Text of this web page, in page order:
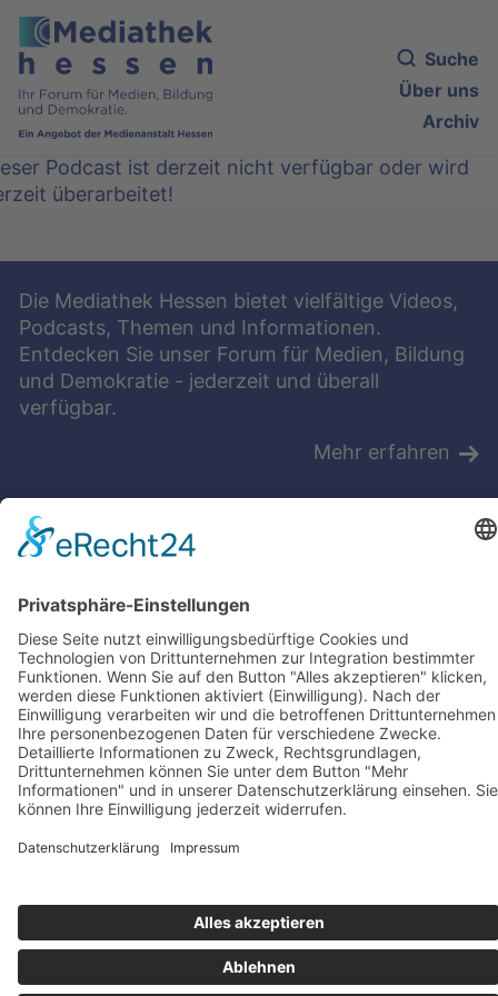
Suche
Über uns
Archiv
Podcast ist derzeit nicht verfügbar oder wird
überarbeitet!
Die Mediathek Hessen bietet vielfältige Videos,
Podcasts, Themen und Informationen.
Entdecken Sie unser Forum für Medien, Bildung
und Demokratie - jederzeit und überall
verfügbar.
Mehr erfahren
KONTAKT
ERKLÄRUNG ZUR BARRIEREFREIHEIT
COOKIE-EINSTELLUNGEN
© 2026 Medienanstalt Hessen